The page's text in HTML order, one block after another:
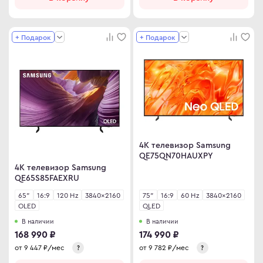
+ Подарок
4K телевизор Samsung
QE65S85FAEXRU
65" 16:9 120 Hz
3840×2160
OLED
В наличии
168 990 ₽
от 9 447 ₽/мес ?
+ Подарок
4K телевизор Samsung
QE75QN70HAUXPY
75" 16:9 60 Hz
3840×2160
QLED
В наличии
174 990 ₽
от 9 782 ₽/мес ?